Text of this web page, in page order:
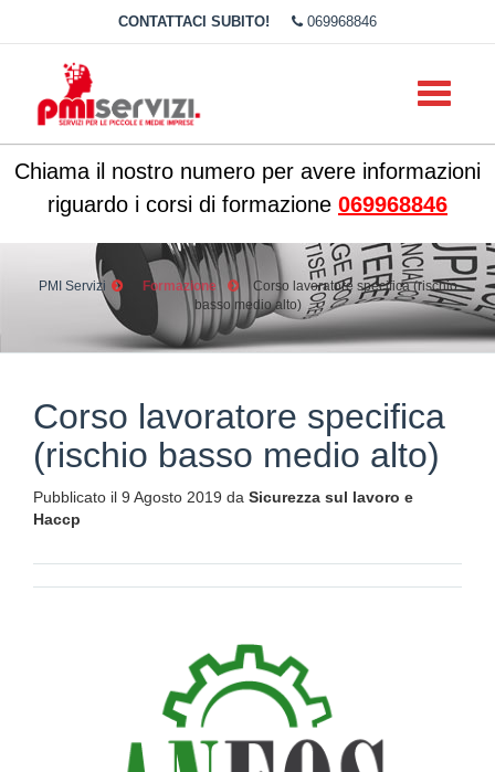
CONTATTACI SUBITO! 069968846
Toggle
Chiama il nostro numero per avere informazioni
riguardo i corsi di formazione 069968846
PMI Servizi Formazione
Corso lavoratore specifica (rischio
basso medio alto)
Corso lavoratore specifica
(rischio basso medio alto)
Pubblicato il 9 Agosto 2019 da Sicurezza sul lavoro e
Haccp